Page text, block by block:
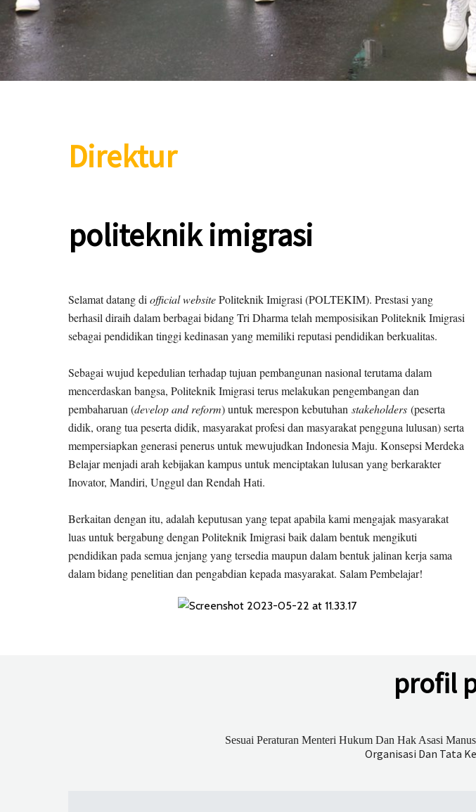
Direktur
politeknik imigrasi
Selamat datang di official websitePoliteknik Imigrasi (POLTEKIM). Prestasi yang
berhasil diraih dalam berbagai bidang Tri Dharma telah memposisikan Politeknik Imigrasi
sebagai pendidikan tinggi kedinasan yang memiliki reputasi pendidikan berkualitas.
Sebagai wujud kepedulian terhadap tujuan pembangunan nasional terutama dalam
mencerdaskan bangsa, Politeknik Imigrasi terus melakukan pengembangan dan
pembaharuan (develop and reform) untuk merespon kebutuhan stakeholders (peserta
didik, orang tua peserta didik, masyarakat profesi dan masyarakat pengguna lulusan) serta
mempersiapkan generasi penerus untuk mewujudkan Indonesia Maju. Konsepsi Merdeka
Belajar menjadi arah kebijakan kampus untuk menciptakan lulusan yang berkarakter
Inovator, Mandiri, Unggul dan Rendah Hati.
Berkaitan dengan itu, adalah keputusan yang tepat apabila kami mengajak masyarakat
luas untuk bergabung dengan Politeknik Imigrasi baik dalam bentuk mengikuti
pendidikan pada semua jenjang yang tersedia maupun dalam bentuk jalinan kerja sama
dalam bidang penelitian dan pengabdian kepada masyarakat. Salam Pembelajar!
profil
Sesuai Peraturan Menteri Hukum Dan Hak Asasi
Organisasi Dan Tata